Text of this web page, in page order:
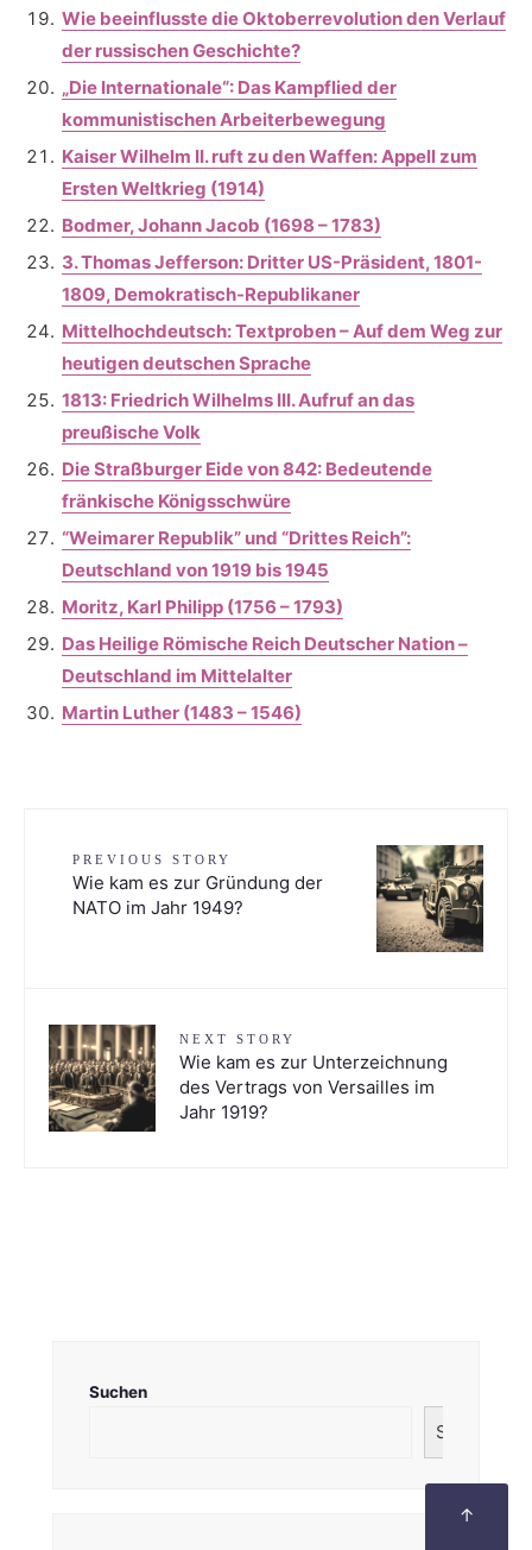
Wie beeinflusste die Oktoberrevolution den Verlauf
der russischen Geschichte?
„Die Internationale“: Das Kampflied der
kommunistischen Arbeiterbewegung
Kaiser Wilhelm II. ruft zu den Waffen: Appell zum
Ersten Weltkrieg (1914)
Bodmer, Johann Jacob (1698 – 1783)
3. Thomas Jefferson: Dritter US-Präsident, 1801-
1809, Demokratisch-Republikaner
Mittelhochdeutsch: Textproben – Auf dem Weg zur
heutigen deutschen Sprache
1813: Friedrich Wilhelms III. Aufruf an das
preußische Volk
Die Straßburger Eide von 842: Bedeutende
fränkische Königsschwüre
“Weimarer Republik” und “Drittes Reich”:
Deutschland von 1919 bis 1945
Moritz, Karl Philipp (1756 – 1793)
Das Heilige Römische Reich Deutscher Nation –
Deutschland im Mittelalter
Martin Luther (1483 – 1546)
PREVIOUS STORY
Wie kam es zur Gründung der
NATO im Jahr 1949?
NEXT STORY
Wie kam es zur Unterzeichnung
des Vertrags von Versailles im
Jahr 1919?
Suchen
Suchen
↑